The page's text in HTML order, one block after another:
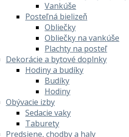
Vankúše
Posteľná bielizeň
Obliečky
Obliečky na vankúše
Plachty na posteľ
Dekorácie a bytové doplnky
Hodiny a budíky
Budíky
Hodiny
Obývacie izby
Sedacie vaky
Taburety
Predsiene, chodby a haly